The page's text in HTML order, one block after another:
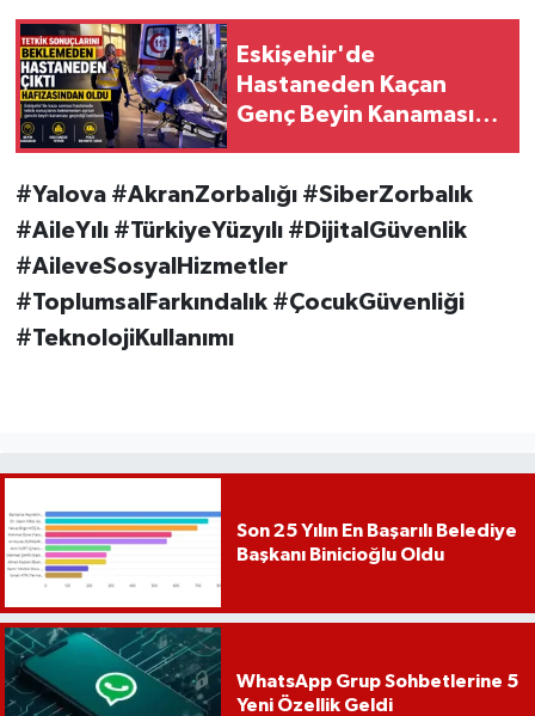
Eskişehir'de
Hastaneden Kaçan
Genç Beyin Kanaması
#Yalova #AkranZorbalığı #SiberZorbalık
#AileYılı #TürkiyeYüzyılı #DijitalGüvenlik
#AileveSosyalHizmetler
#ToplumsalFarkındalık #ÇocukGüvenliği
#TeknolojiKullanımı
Son 25 Yılın En Başarılı Belediye
Başkanı Binicioğlu Oldu
WhatsApp Grup Sohbetlerine 5
Yeni Özellik Geldi